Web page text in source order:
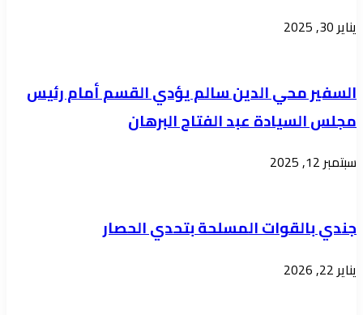
وطنياً
حوارية
القانون
الدولي
والقضايا
الانسانية
يناير 30, 2025
السفير محي الدين سالم يؤدي القسم أمام رئيس
مجلس السيادة عبد الفتاح البرهان
سبتمبر 12, 2025
جندي بالقوات المسلحة بتحدي الحصار
يناير 22, 2026